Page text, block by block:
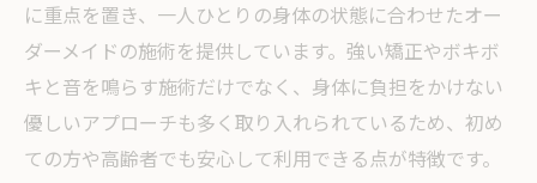
に重点を置き、一人ひとりの身体の状態に合わせたオー
ダーメイドの施術を提供しています。強い矯正やボキボ
キと音を鳴らす施術だけでなく、身体に負担をかけない
優しいアプローチも多く取り入れられているため、初め
ての方や高齢者でも安心して利用できる点が特徴です。